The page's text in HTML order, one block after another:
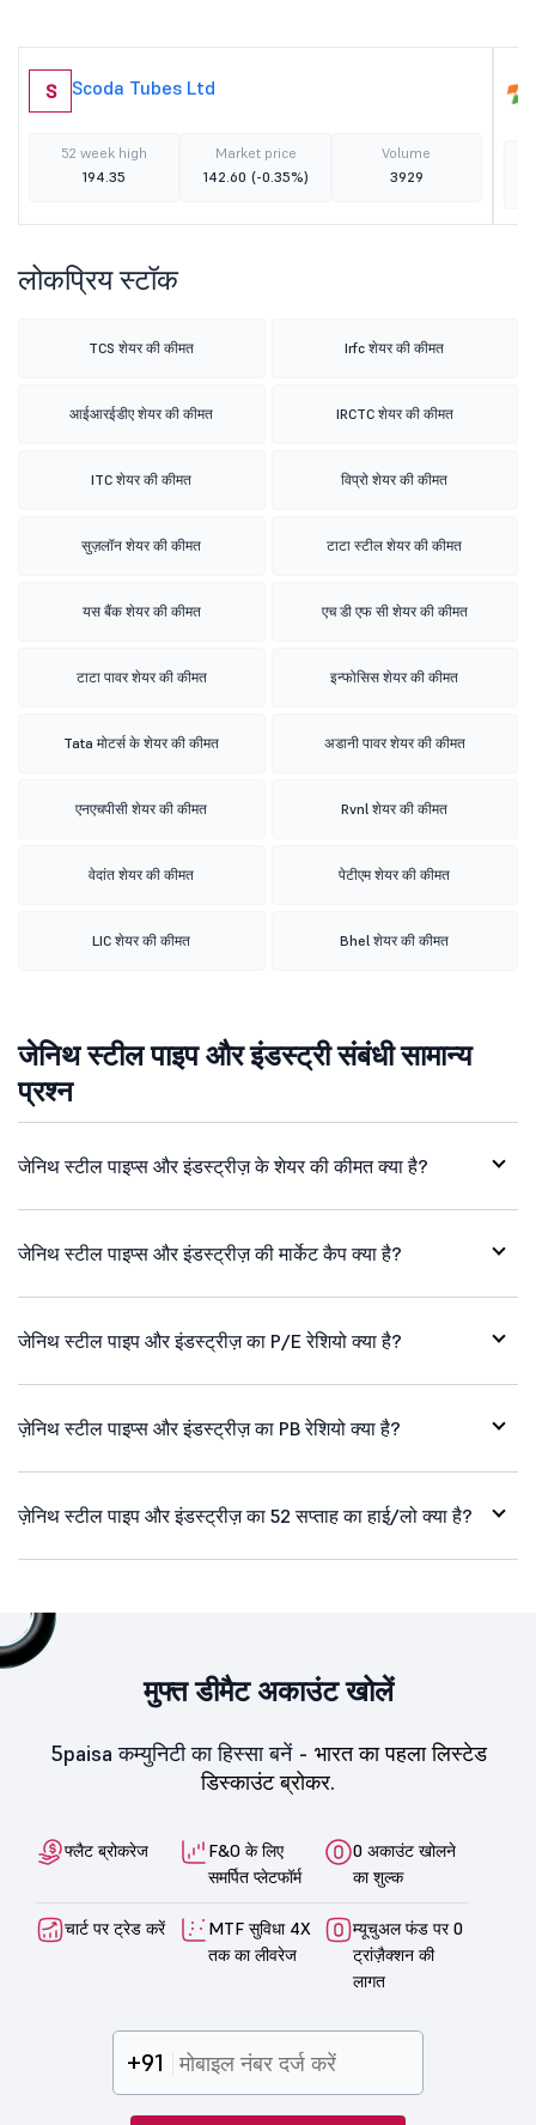
S Scoda Tubes Ltd
52 week high
194.35
Market price
142.60 (-0.35%)
Volume
3929
लोकप्रिय स्टॉक
TCS शेयर की कीमत Irfc शेयर की कीमत
आईआरईडीए शेयर की कीमत IRCTC शेयर की कीमत
ITC शेयर की कीमत विप्रो शेयर की कीमत
सुज़लॉन शेयर की कीमत टाटा स्टील शेयर की कीमत
यस बैंक शेयर की कीमत एच डी एफ सी शेयर की कीमत
टाटा पावर शेयर की कीमत इन्फोसिस शेयर की कीमत
Tata मोटर्स के शेयर की कीमत अडानी पावर शेयर की कीमत
एनएचपीसी शेयर की कीमत Rvnl शेयर की कीमत
वेदांत शेयर की कीमत पेटीएम शेयर की कीमत
LIC शेयर की कीमत Bhel शेयर की कीमत
जेनिथ स्टील पाइप और इंडस्ट्री संबंधी सामान्य
प्रश्न
जेनिथ स्टील पाइप्स और इंडस्ट्रीज़ के शेयर की कीमत क्या है?
जेनिथ स्टील पाइप्स और इंडस्ट्रीज़ की मार्केट कैप क्या है?
जेनिथ स्टील पाइप और इंडस्ट्रीज़ का P/E रेशियो क्या है?
ज़ेनिथ स्टील पाइप्स और इंडस्ट्रीज़ का PB रेशियो क्या है?
ज़ेनिथ स्टील पाइप और इंडस्ट्रीज़ का 52 सप्ताह का हाई/लो क्या है?
मुफ्त डीमैट अकाउंट खोलें
5paisa कम्युनिटी का हिस्सा बनें - भारत का पहला लिस्टेड
डिस्काउंट ब्रोकर.
फ्लैट ब्रोकरेज
F&O के लिए
समर्पित प्लेटफॉर्म
0 अकाउंट खोलने
का शुल्क
चार्ट पर ट्रेड करें
MTF सुविधा 4X
तक का लीवरेज
म्यूचुअल फंड पर 0
ट्रांज़ैक्शन की
लागत
+91